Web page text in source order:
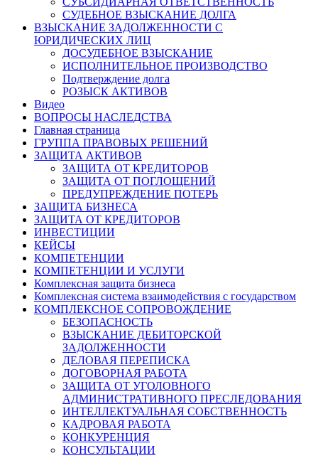
СУДЕБНОЕ ВЗЫСКАНИЕ ДОЛГА
ВЗЫСКАНИЕ ЗАДОЛЖЕННОСТИ С
ЮРИДИЧЕСКИХ ЛИЦ
ДОСУДЕБНОЕ ВЗЫСКАНИЕ
ИСПОЛНИТЕЛЬНОЕ ПРОИЗВОДСТВО
Подтверждение долга
РОЗЫСК АКТИВОВ
Видео
ВОПРОСЫ НАСЛЕДСТВА
Главная страница
ГРУППА ПРАВОВЫХ РЕШЕНИЙ
ЗАЩИТА АКТИВОВ
ЗАЩИТА ОТ КРЕДИТОРОВ
ЗАЩИТА ОТ ПОГЛОЩЕНИЙ
ПРЕДУПРЕЖДЕНИЕ ПОТЕРЬ
ЗАЩИТА БИЗНЕСА
ЗАЩИТА ОТ КРЕДИТОРОВ
ИНВЕСТИЦИИ
КЕЙСЫ
КОМПЕТЕНЦИИ
КОМПЕТЕНЦИИ И УСЛУГИ
Комплексная защита бизнеса
Комплексная система взаимодействия с государством
КОМПЛЕКСНОЕ СОПРОВОЖДЕНИЕ
БЕЗОПАСНОСТЬ
ВЗЫСКАНИЕ ДЕБИТОРСКОЙ
ЗАДОЛЖЕННОСТИ
ДЕЛОВАЯ ПЕРЕПИСКА
ДОГОВОРНАЯ РАБОТА
ЗАЩИТА ОТ УГОЛОВНОГО
АДМИНИСТРАТИВНОГО ПРЕСЛЕДОВАНИЯ
ИНТЕЛЛЕКТУАЛЬНАЯ СОБСТВЕННОСТЬ
КАДРОВАЯ РАБОТА
КОНКУРЕНЦИЯ
КОНСУЛЬТАЦИИ